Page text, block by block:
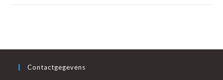
Contactgegevens